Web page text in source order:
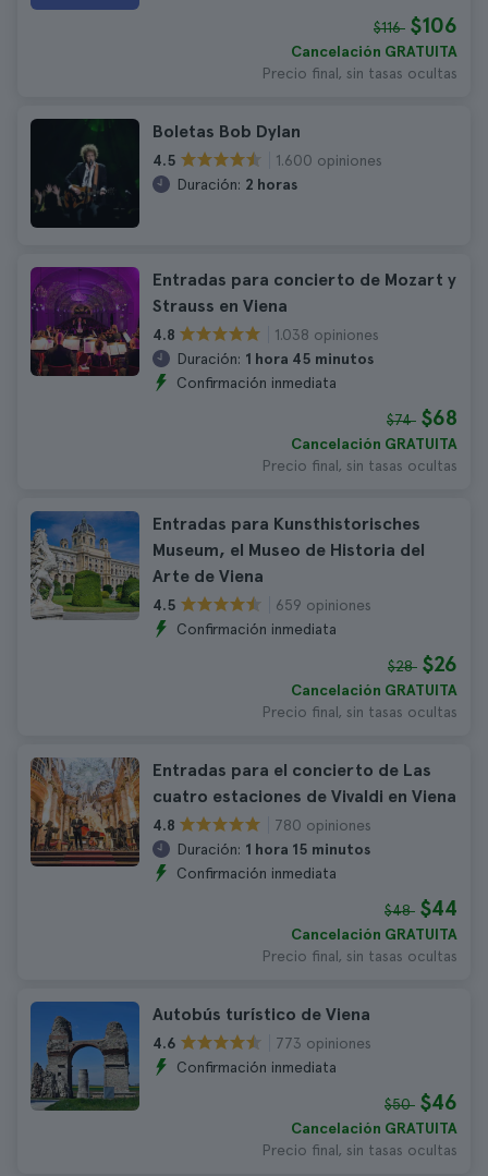
$116 $106
Cancelación GRATUITA
Precio final, sin tasas ocultas
Boletas Bob Dylan
4.5
1.600 opiniones
Duración: 2 horas
Entradas para concierto de Mozart y
Strauss en Viena
4.8
1.038 opiniones
Duración: 1 hora 45 minutos
Confirmación inmediata
$74 $68
Cancelación GRATUITA
Precio final, sin tasas ocultas
Entradas para Kunsthistorisches
Museum, el Museo de Historia del
Arte de Viena
4.5
659 opiniones
Confirmación inmediata
$28 $26
Cancelación GRATUITA
Precio final, sin tasas ocultas
Entradas para el concierto de Las
cuatro estaciones de Vivaldi en Viena
4.8
780 opiniones
Duración: 1 hora 15 minutos
Confirmación inmediata
$48 $44
Cancelación GRATUITA
Precio final, sin tasas ocultas
Autobús turístico de Viena
4.6
773 opiniones
Confirmación inmediata
$50 $46
Cancelación GRATUITA
Precio final, sin tasas ocultas